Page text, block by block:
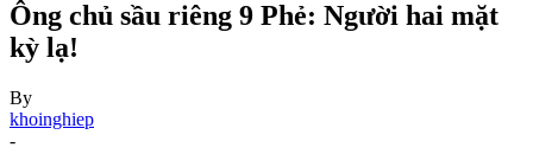
Ông chủ sầu riêng 9 Phẻ: Người hai mặt
kỳ lạ!
By
khoinghiep
-